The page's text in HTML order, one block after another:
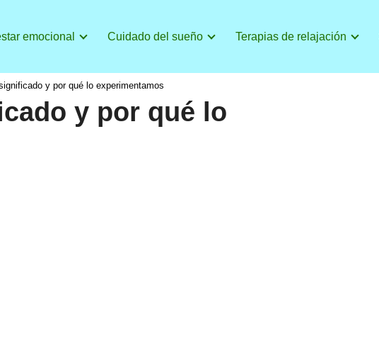
emocional Cuidado del sueño Terapias de relajación
y por qué lo experimentamos
y por qué lo